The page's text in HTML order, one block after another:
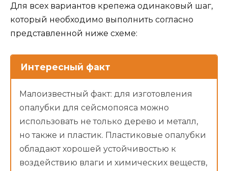
Для всех вариантов крепежа одинаковый шаг,
который необходимо выполнить согласно
представленной ниже схеме:
Интересный факт
Малоизвестный факт: для изготовления
опалубки для сейсмопояса можно
использовать не только дерево и металл,
но также и пластик. Пластиковые опалубки
обладают хорошей устойчивостью к
воздействию влаги и химических веществ,